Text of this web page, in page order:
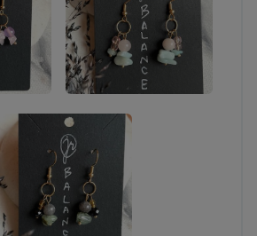
nyt-> OTA YHTEYTTÄ!
TOIMITUKSET:
7,90 € lisätään loppusummaan
tuotekuvauksessa mainita, että
tuotteen hintaan. Käytän
pääasiassa noutopisteeltä
pakettia, harvoissa tapauksissa
toimittaa ”kirjepakettina”
Jos haluat noutaa ostoksesi
yhteydessä minuun ennen